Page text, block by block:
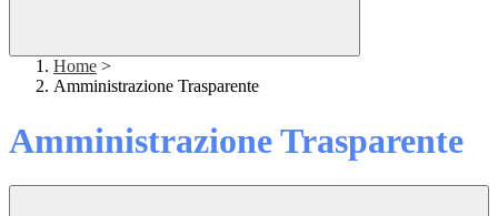
Home >
Amministrazione Trasparente
Amministrazione Trasparente